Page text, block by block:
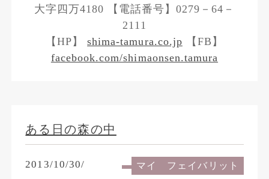
大字四万4180 【電話番号】0279－64－
2111
【HP】shima-tamura.co.jp 【FB】
facebook.com/shimaonsen.tamura
ある日の森の中
2013/10/30/ マイ フェイバリット